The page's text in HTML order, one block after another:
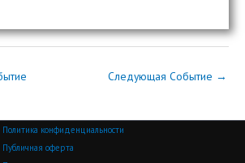
Следующая Событие →
Политика конфиденциальности
Публичная оферта